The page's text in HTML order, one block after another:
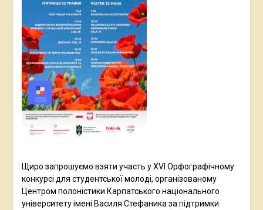
Щиро запрошуємо взяти участь у XVI Орфографічному
конкурсі для студентської молоді, організованому
Центром полоністики Карпатського національного
університету імені Василя Стефаника за підтримки